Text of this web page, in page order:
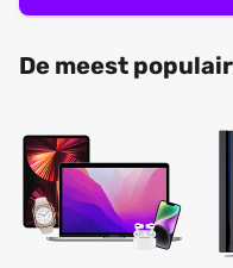
De meest